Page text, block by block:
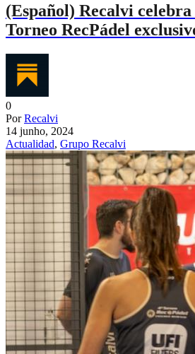
(Español) Recalvi
Torneo RecPádel
0
PorRecalvi
14 junho, 2024
Actualidad, Grupo Recalvi